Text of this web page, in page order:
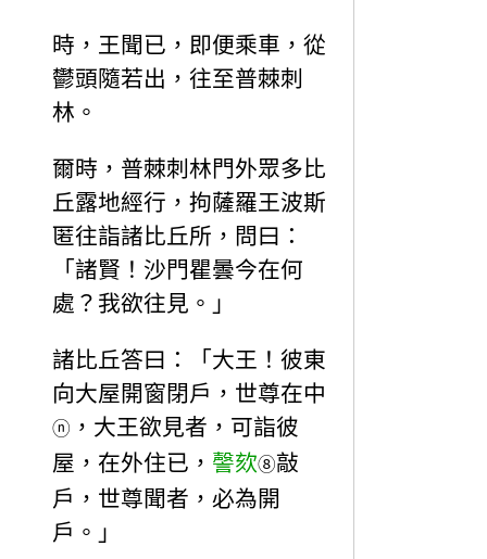
時，王聞已，即便乘車，從
鬱頭隨若出，往至普棘刺
林。
爾時，普棘刺林門外眾多比
丘露地經行，拘薩羅王波斯
匿往詣諸比丘所，問曰：
「諸賢！沙門瞿曇今在何
處？我欲往見。」
諸比丘答曰：「大王！彼東
向大屋開窗閉戶，世尊在中
ⓝ ，大王欲見者，可詣彼
屋，在外住已， 謦欬⑧敲
戶，世尊聞者，必為開
戶。」